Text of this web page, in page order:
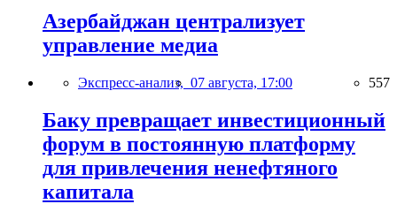
Азербайджан централизует
управление медиа
Экспресс-анализ, 07 августа, 17:00 557
Баку превращает инвестиционный
форум в постоянную платформу
для привлечения ненефтяного
капитала